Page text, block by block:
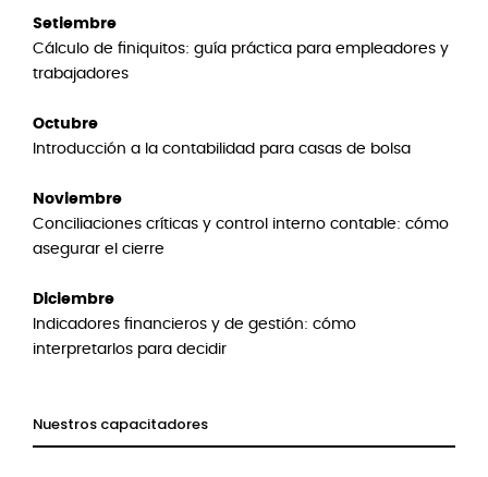
Setiembre
Cálculo de finiquitos: guía práctica para empleadores y
trabajadores
Octubre
Introducción a la contabilidad para casas de bolsa
Noviembre
Conciliaciones críticas y control interno contable: cómo
asegurar el cierre
Diciembre
Indicadores financieros y de gestión: cómo
interpretarlos para decidir
Nuestros capacitadores